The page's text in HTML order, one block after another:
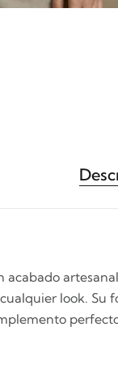
acabado
look. Su